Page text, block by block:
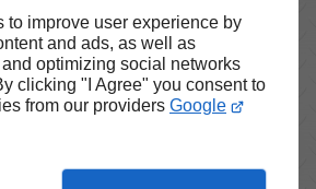
to improve user experience by
and ads, as well as
optimizing social networks
clicking "I Agree" you consent to
from our providers Google
Haut de page